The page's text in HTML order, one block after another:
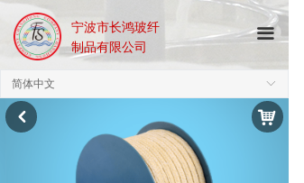
宁波市长鸿玻纤
制品有限公司
끀
ꀅ
简体中文
낙
낒